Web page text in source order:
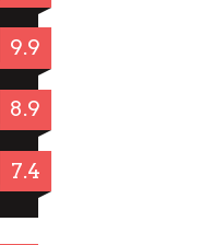
9.9
8.9
7.4